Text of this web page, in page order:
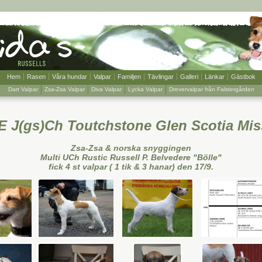
Hem Rasen Våra hundar Valpar Familjen Tävlingar Galleri Länkar Gästbok
Dart Valpar Zsa-Zsa Valpar Diva Valpar Lycka Valpar Drevervalpar från Falstergården
J(gs)Ch Toutchstone Glen Scotia
Zsa-Zsa & norska snyggingen
Multi UCh Rustic Russell P. Belvedere "Bölle"
fick 4 st valpar ( 1 tik & 3 hanar) den 17/9.